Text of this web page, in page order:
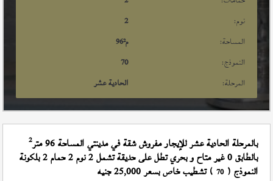
نوم:
2
المساحة:
96م²
النموذج:
70
المرحلة:
الحادية عشر
بالمرحلة الحادية عشر للإيجار مفروش شقة في مدينتي المساحة 96 متر 2
بالطابق 0 غير متاح و بحري تطل على حديقة تشمل 2 نوم 2 حمام 2 بلكونة
النموذج (70 ) تشطيب خاص بسعر 25,000 جنيه